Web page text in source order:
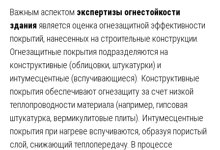
Важным аспектом экспертизы огнестойкости
здания является оценка огнезащитной эффективности
покрытий, нанесенных на строительные конструкции.
Огнезащитные покрытия подразделяются на
конструктивные (облицовки, штукатурки) и
интумесцентные (вспучивающиеся). Конструктивные
покрытия обеспечивают огнезащиту за счет низкой
теплопроводности материала (например, гипсовая
штукатурка, вермикулитовые плиты). Интумесцентные
покрытия при нагреве вспучиваются, образуя пористый
слой, снижающий теплопередачу. В процессе